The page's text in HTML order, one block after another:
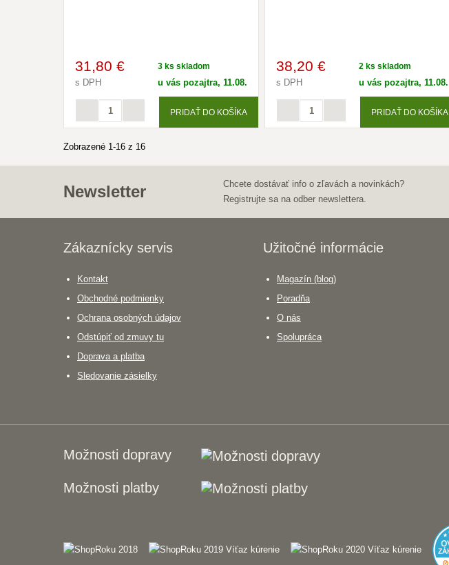
31,80 €
s DPH
3 ks skladom
u vás pozajtra, 11.08.
PRIDAŤ DO KOŠÍKA
38,20 €
s DPH
2 ks skladom
u vás pozajtra, 11.08.
PRIDAŤ DO KOŠÍKA
Zobrazené 1-16 z 16
Newsletter
Chcete dostávať info o zľavách a novinkách?
Registrujte sa na odber newslettera.
Zákaznícky servis
Kontakt
Obchodné podmienky
Ochrana osobných údajov
Odstúpiť od zmuvy tu
Doprava a platba
Sledovanie zásielky
Užitočné informácie
Magazín (blog)
Poradňa
O nás
Spolupráca
Možnosti dopravy
Možnosti platby